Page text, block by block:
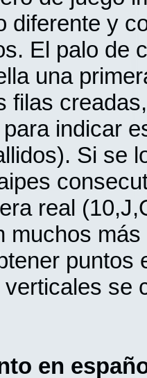
diferente y
El palo de
una
filas
indicar
Si se
real
muchos
puntos
se
en